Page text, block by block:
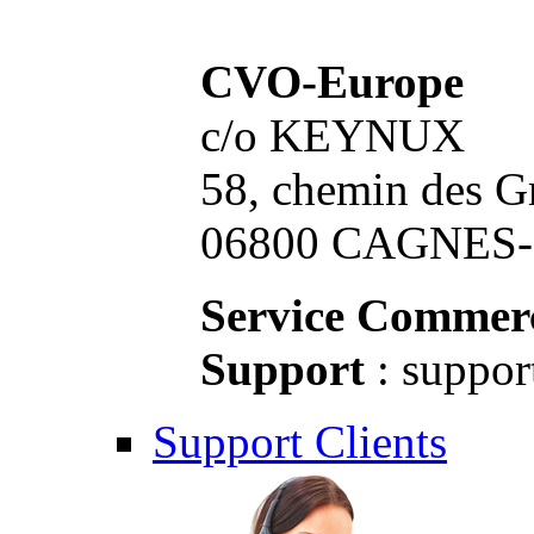
CVO-Europe
c/o KEYNUX
58, chemin des
06800
Service
Support :
Support Clients